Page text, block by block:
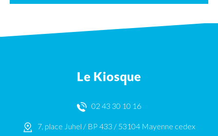
02 43 30 10 16
7, place Juhel / BP 433 / 53104 Mayenne cedex